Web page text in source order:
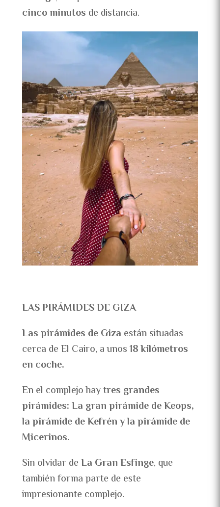
cinco minutos de distancia.
LAS PIRÁMIDES DE GIZA
Las pirámides de Giza están situadas
cerca de El Cairo, a unos18 kilómetros
en coche.
En el complejo hay tres grandes
pirámides: La gran pirámide de Keops,
la pirámide de Kefrén y la pirámide de
Micerinos.
Sin olvidar deLa Gran Esfinge, que
también forma parte de este
impresionante complejo.